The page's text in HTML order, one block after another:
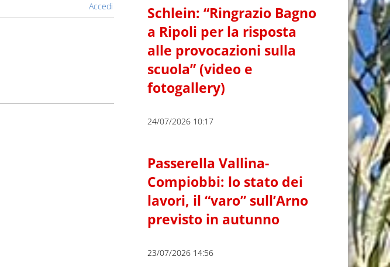
Accedi
Schlein: “Ringrazio Bagno
a Ripoli per la risposta
alle provocazioni sulla
scuola” (video e
fotogallery)
24/07/2026 10:17
Passerella Vallina-
Compiobbi: lo stato dei
lavori, il “varo” sull’Arno
previsto in autunno
23/07/2026 14:56